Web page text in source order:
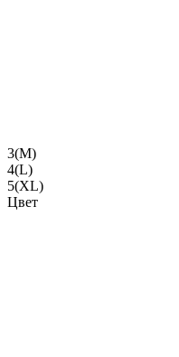
3(M)
4(L)
5(XL)
Цвет